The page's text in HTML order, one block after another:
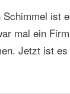
ist
mal ein
Jetzt ist